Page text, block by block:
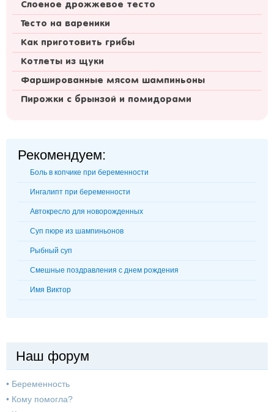
Слоеное дрожжевое тесто
Тесто на вареники
Как приготовить грибы
Котлеты из щуки
Фаршированные мясом шампиньоны
Пирожки с брынзой и помидорами
Рекомендуем:
Боль в копчике при беременности
Ингалипт при беременности
Автокресло для новорожденных
Суп пюре из шампиньонов
Рыбный суп
Смешные поздравления с днем рождения
Имя Виктор
Наш форум
• Беременность
• Кому помогла?